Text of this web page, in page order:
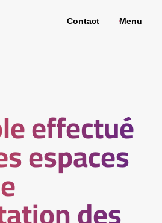
Contact Menu
effectué
espaces